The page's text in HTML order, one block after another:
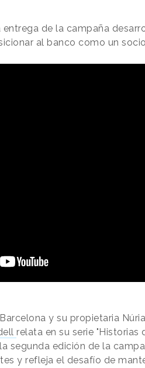
de la campaña
al banco como un
y su propietaria
relata en su serie "Historias
segunda edición de la
y refleja el desafío de